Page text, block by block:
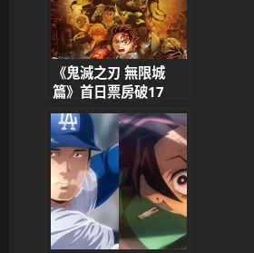
《鬼滅之刃 無限城
篇》首日票房破17
億！全日本陷入鬼滅狂
潮「電影院爆滿、地獄
打卡點引朝聖」